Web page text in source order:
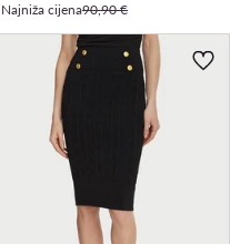
Najniža cijena90,90 €